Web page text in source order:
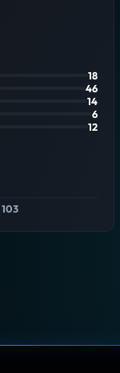
18
46
14
6
12
103